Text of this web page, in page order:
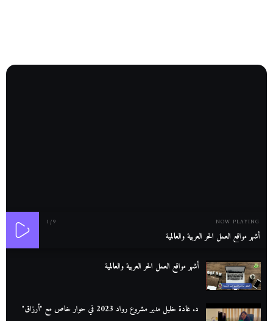
NOW PLAYING
1/9
أشهر مواقع العمل الحر العربية والعالمية
أشهر مواقع العمل الحر العربية والعالمية
د. غادة خليل مدير مشروع رواد 2023 في حوار خاص مع "أرزاق"